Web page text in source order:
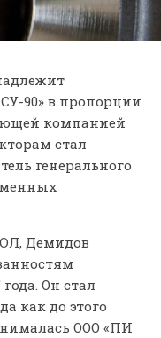
90» в пропорции
компанией
стал
генерального
Демидов
Он стал
как до этого
ООО «ПИ